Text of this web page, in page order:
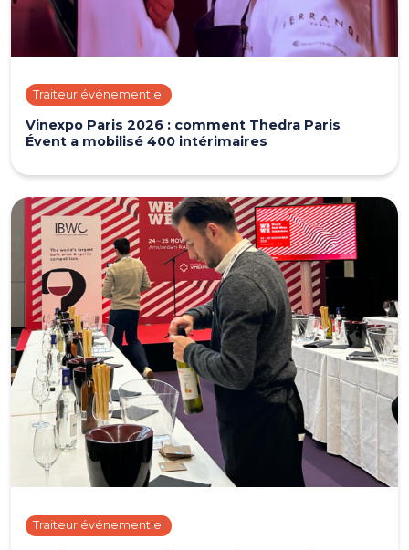
Traiteur événementiel
Vinexpo Paris 2026 : comment Thedra Paris
Évent a mobilisé 400 intérimaires
Traiteur événementiel